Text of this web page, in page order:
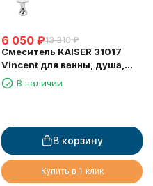
6 050 ₽13 310 ₽
Смеситель KAISER 31017
Vincent для ванны, душа,
биде, хром
В наличии
В корзину
Купить в 1 клик